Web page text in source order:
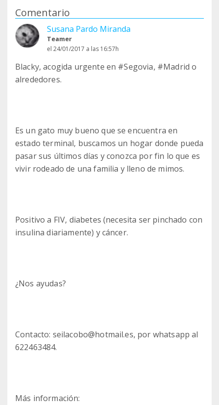
Comentario
Susana Pardo Miranda
Teamer
el 24/01/2017 a las 16:57h
Blacky, acogida urgente en #Segovia, #Madrid o
alrededores.
Es un gato muy bueno que se encuentra en
estado terminal, buscamos un hogar donde pueda
pasar sus últimos días y conozca por fin lo que es
vivir rodeado de una familia y lleno de mimos.
Positivo a FIV, diabetes (necesita ser pinchado con
insulina diariamente) y cáncer.
¿Nos ayudas?
Contacto: seilacobo@hotmail.es, por whatsapp al
622463484.
Más información: